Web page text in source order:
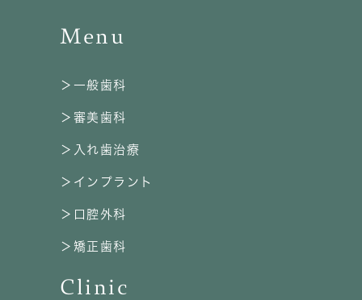
Menu
＞一般歯科
＞審美歯科
＞入れ歯治療
＞インプラント
＞口腔外科
＞矯正歯科
Clinic